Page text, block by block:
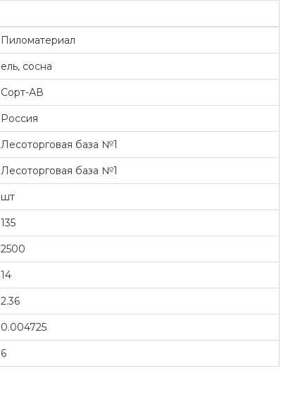
Пиломатериал
ель, сосна
Сорт-АВ
Россия
Лесоторговая база №1
Лесоторговая база №1
шт
135
2500
14
2.36
0.004725
6